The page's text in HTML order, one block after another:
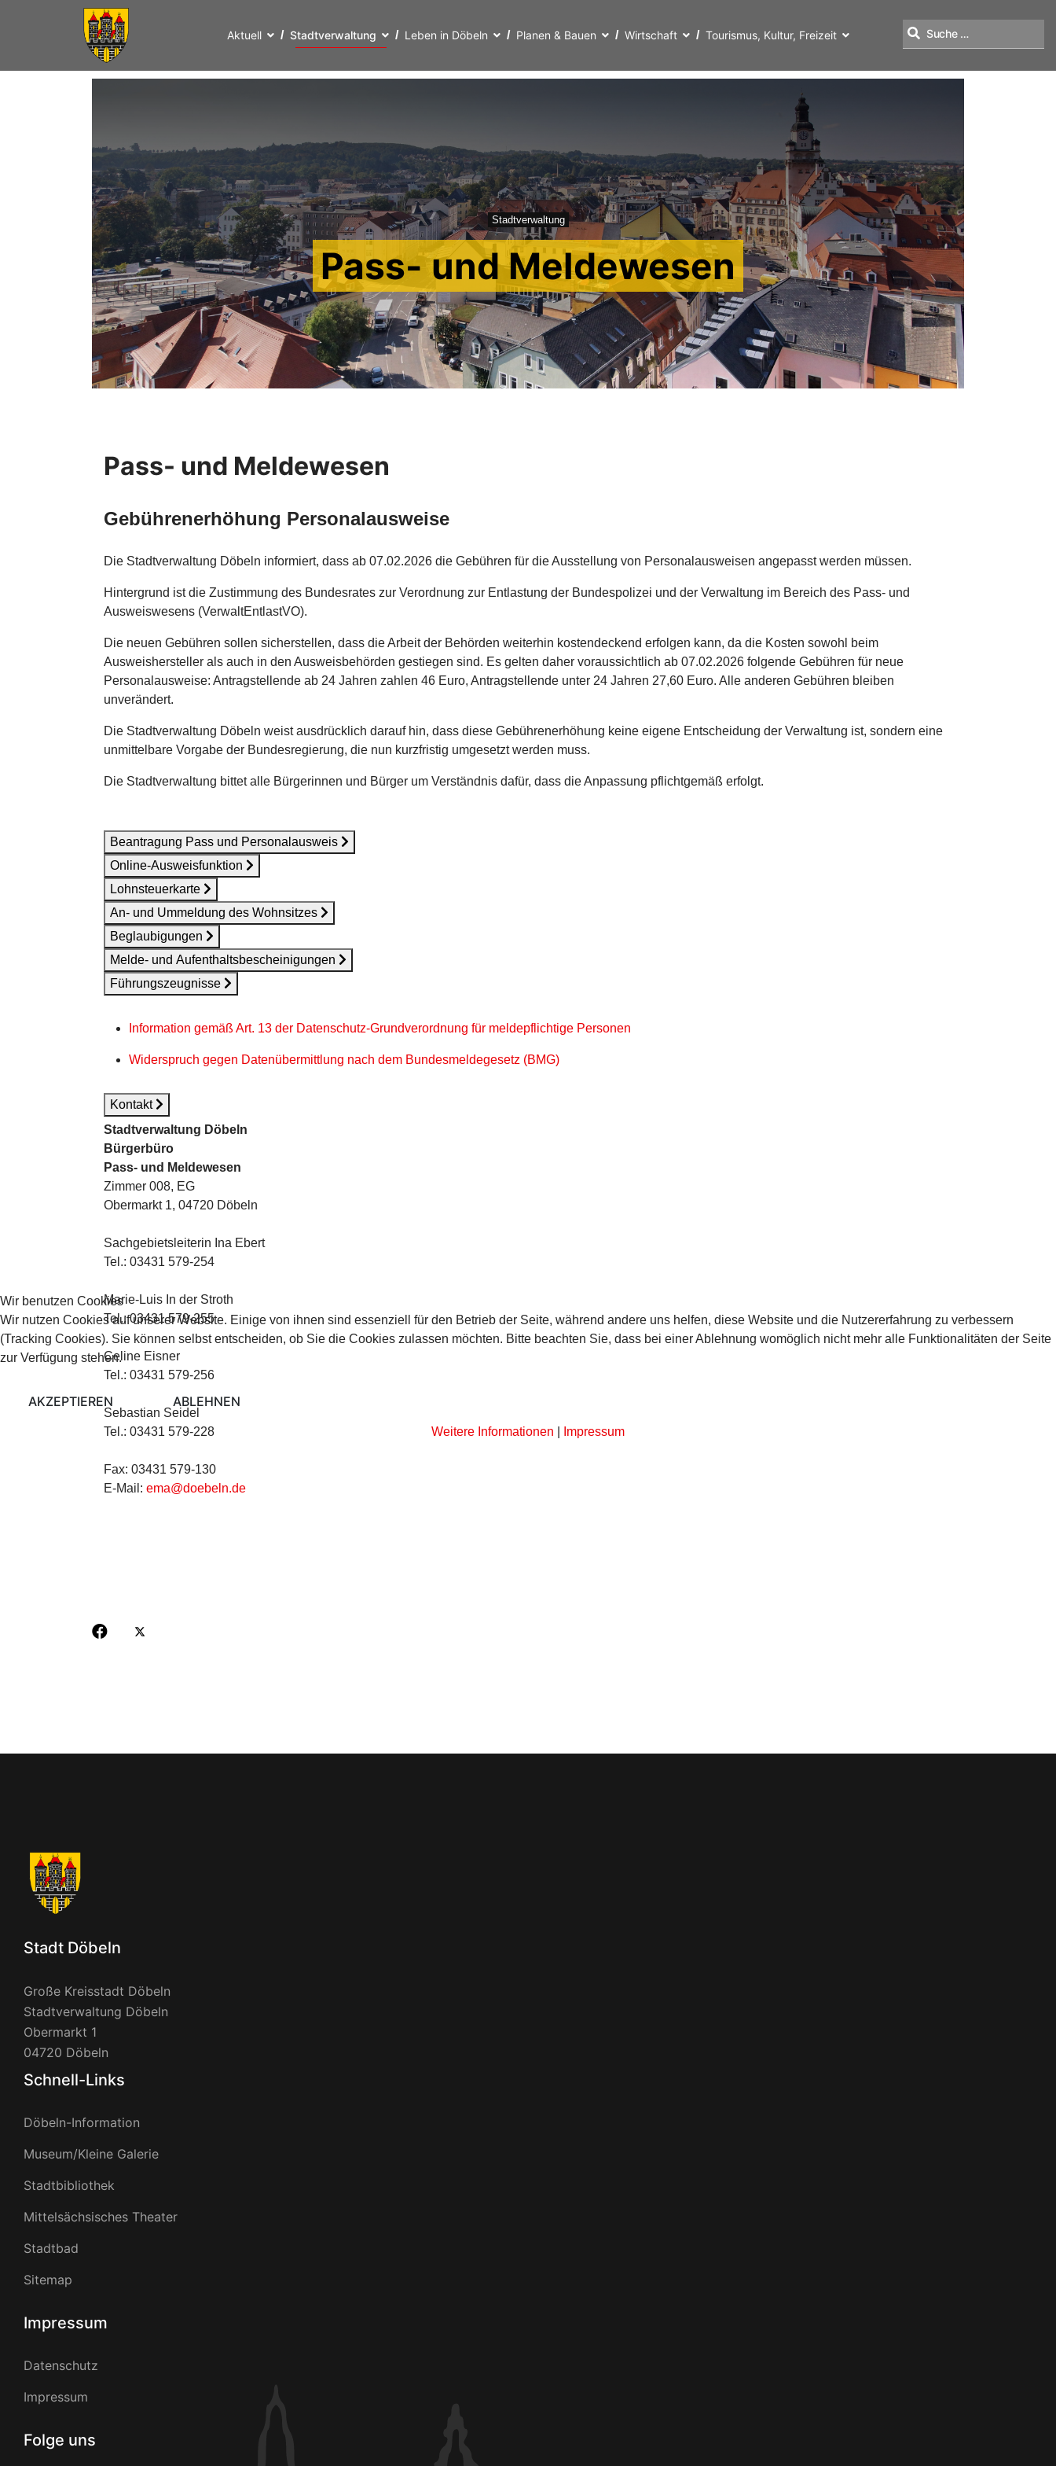
Aktuell Stadtverwaltung Leben in Döbeln Planen & Bauen Wirtschaft Tourismus, Kultur, Freizeit
Stadtverwaltung
Pass- und Meldewesen
Pass- und Meldewesen
Gebührenerhöhung Personalausweise
Die Stadtverwaltung Döbeln informiert, dass ab 07.02.2026 die Gebühren für die Ausstellung von Personalausweisen angepasst werden müssen.
Hintergrund ist die Zustimmung des Bundesrates zur Verordnung zur Entlastung der Bundespolizei und der Verwaltung im Bereich des Pass- und
Ausweiswesens (VerwaltEntlastVO).
Die neuen Gebühren sollen sicherstellen, dass die Arbeit der Behörden weiterhin kostendeckend erfolgen kann, da die Kosten sowohl beim
Ausweishersteller als auch in den Ausweisbehörden gestiegen sind. Es gelten daher voraussichtlich ab 07.02.2026 folgende Gebühren für neue
Personalausweise: Antragstellende ab 24 Jahren zahlen 46 Euro, Antragstellende unter 24 Jahren 27,60 Euro. Alle anderen Gebühren bleiben
unverändert.
Die Stadtverwaltung Döbeln weist ausdrücklich darauf hin, dass diese Gebührenerhöhung keine eigene Entscheidung der Verwaltung ist, sondern eine
unmittelbare Vorgabe der Bundesregierung, die nun kurzfristig umgesetzt werden muss.
Die Stadtverwaltung bittet alle Bürgerinnen und Bürger um Verständnis dafür, dass die Anpassung pflichtgemäß erfolgt.
Beantragung Pass und Personalausweis
Online-Ausweisfunktion
Lohnsteuerkarte
An- und Ummeldung des Wohnsitzes
Beglaubigungen
Melde- und Aufenthaltsbescheinigungen
Führungszeugnisse
Information gemäß Art. 13 der Datenschutz-Grundverordnung für meldepflichtige Personen
Widerspruch gegen Datenübermittlung nach dem Bundesmeldegesetz (BMG)
Kontakt
Stadtverwaltung Döbeln
Bürgerbüro
Pass- und Meldewesen
Zimmer 008, EG
Obermarkt 1, 04720 Döbeln
Sachgebietsleiterin Ina Ebert
Tel.: 03431 579-254
Marie-Luis In der Stroth
Tel.: 03431 579-255
Celine Eisner
Tel.: 03431 579-256
Sebastian Seidel
Tel.: 03431 579-228
Fax: 03431 579-130
E-Mail: ema@doebeln.de
Stadt Döbeln
Große Kreisstadt Döbeln
Stadtverwaltung Döbeln
Obermarkt 1
04720 Döbeln
Schnell-Links
Döbeln-Information
Museum/Kleine Galerie
Stadtbibliothek
Mittelsächsisches Theater
Stadtbad
Sitemap
Impressum
Datenschutz
Impressum
Folge uns
Wir benutzen Cookies
Wir nutzen Cookies auf unserer Website. Einige von ihnen sind essenziell für den Betrieb der Seite, während andere uns helfen, diese Website und die Nutzererfahrung zu verbessern
(Tracking Cookies). Sie können selbst entscheiden, ob Sie die Cookies zulassen möchten. Bitte beachten Sie, dass bei einer Ablehnung womöglich nicht mehr alle Funktionalitäten der Seite
zur Verfügung stehen.
AKZEPTIEREN ABLEHNEN
Weitere Informationen Impressum